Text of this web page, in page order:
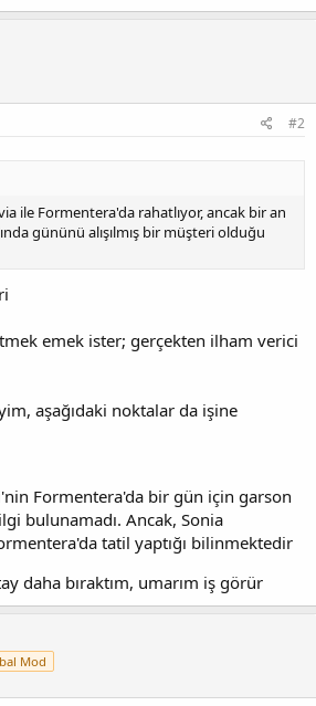
#2
ile Formentera'da rahatlıyor, ancak bir an
gününü alışılmış bir müşteri olduğu
emek ister; gerçekten ilham verici
aşağıdaki noktalar da işine
Formentera'da bir gün için garson
bulunamadı. Ancak, Sonia
tatil yaptığı bilinmektedir
daha bıraktım, umarım iş görür
Mod